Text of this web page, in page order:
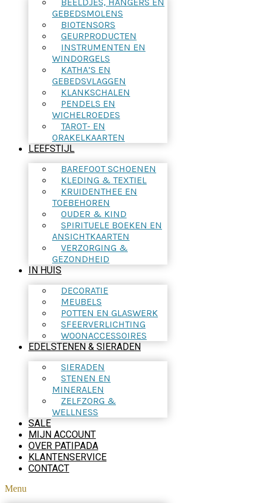
GEBEDSMOLENS
BIOTENSORS
GEURPRODUCTEN
INSTRUMENTEN EN
WINDORGELS
KATHA’S EN
GEBEDSVLAGGEN
KLANKSCHALEN
PENDELS EN
WICHELROEDES
TAROT- EN
ORAKELKAARTEN
LEEFSTIJL
BAREFOOT SCHOENEN
KLEDING & TEXTIEL
KRUIDENTHEE EN
TOEBEHOREN
OUDER & KIND
SPIRITUELE BOEKEN EN
ANSICHTKAARTEN
VERZORGING &
GEZONDHEID
IN HUIS
DECORATIE
MEUBELS
POTTEN EN GLASWERK
SFEERVERLICHTING
WOONACCESSOIRES
EDELSTENEN & SIERADEN
SIERADEN
STENEN EN
MINERALEN
ZELFZORG &
WELLNESS
SALE
MIJN ACCOUNT
OVER PATIPADA
KLANTENSERVICE
CONTACT
Menu